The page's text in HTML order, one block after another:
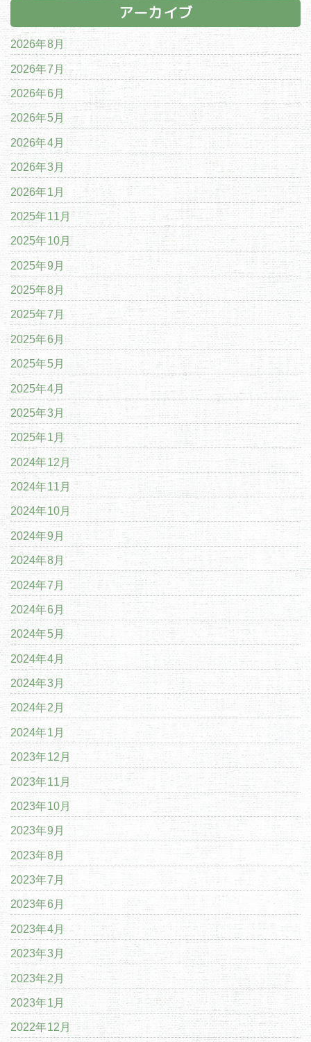
アーカイブ
2026年8月
2026年7月
2026年6月
2026年5月
2026年4月
2026年3月
2026年1月
2025年11月
2025年10月
2025年9月
2025年8月
2025年7月
2025年6月
2025年5月
2025年4月
2025年3月
2025年1月
2024年12月
2024年11月
2024年10月
2024年9月
2024年8月
2024年7月
2024年6月
2024年5月
2024年4月
2024年3月
2024年2月
2024年1月
2023年12月
2023年11月
2023年10月
2023年9月
2023年8月
2023年7月
2023年6月
2023年4月
2023年3月
2023年2月
2023年1月
2022年12月